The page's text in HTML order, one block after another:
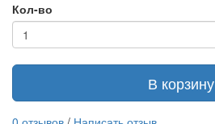
Кол-во
В корзину